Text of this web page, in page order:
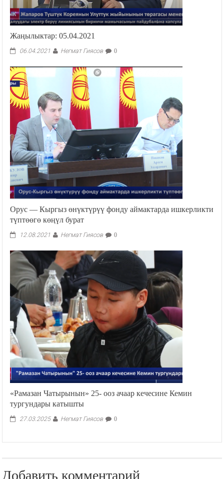
Жаңылыктар: 05.04.2021
06.04.2021 Негмат Гиясов 0
Орус — Кыргыз өнүктүрүү фонду аймактарда ишкерликти
түптөөгө көңүл бурат
12.08.2021 Негмат Гиясов 0
«Рамазан Чатырынын» 25- ооз ачаар кечесине Кемин
тургундары катышты
27.03.2025 Негмат Гиясов 0
Добавить комментарий